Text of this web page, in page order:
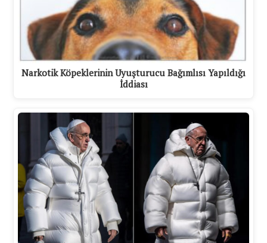
Narkotik Köpeklerinin Uyuşturucu Bağımlısı Yapıldığı
İddiası